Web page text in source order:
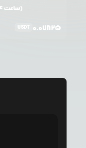
(24 ساعت)
USDT 0.07825